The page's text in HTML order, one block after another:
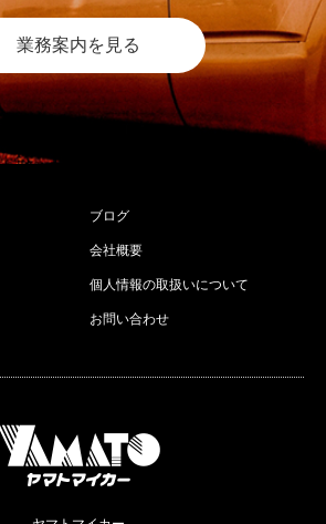
業務案内を見る
ブログ
会社概要
個人情報の取扱いについて
お問い合わせ